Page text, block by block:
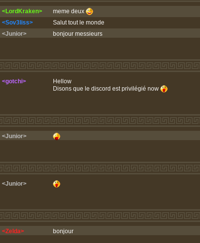
<LordKraken>
meme deux
<Sov3liss>
Salut tout le monde
<Junior>
bonjour messieurs
<gotchi>
Hellow
Disons que le discord est privilégié now
<Junior>
<Junior>
<Zelda> bonjour